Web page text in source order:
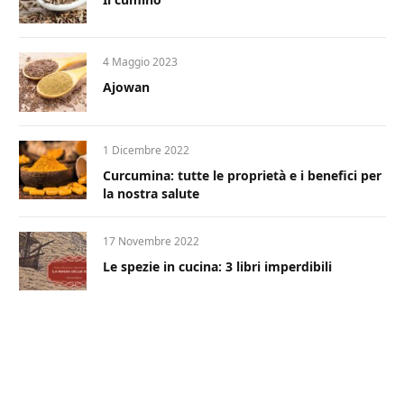
4 Maggio 2023
Ajowan
1 Dicembre 2022
Curcumina: tutte le proprietà e i benefici per
la nostra salute
17 Novembre 2022
Le spezie in cucina: 3 libri imperdibili